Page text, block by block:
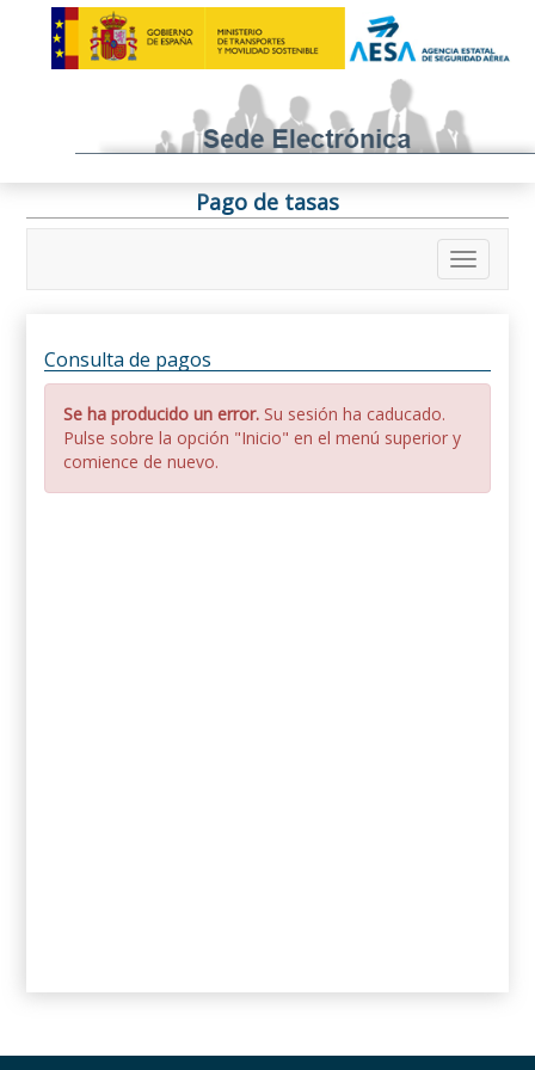
Pago de tasas
Consulta de pagos
Se ha producido un error. Su sesión ha caducado.
Pulse sobre la opción "Inicio" en el menú superior y
comience de nuevo.